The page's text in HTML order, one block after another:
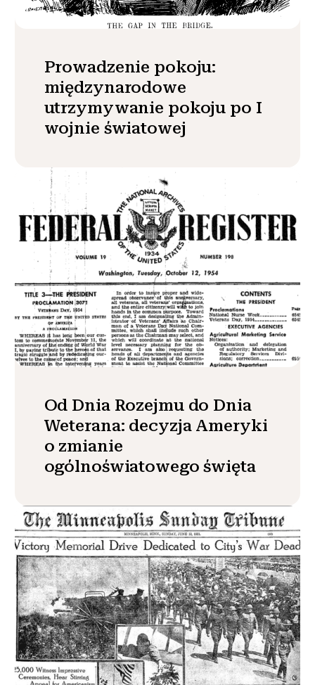
Prowadzenie pokoju:
międzynarodowe
utrzymywanie pokoju po I
wojnie światowej
Od Dnia Rozejmu do Dnia
Weterana: decyzja Ameryki
o zmianie
ogólnoświatowego święta